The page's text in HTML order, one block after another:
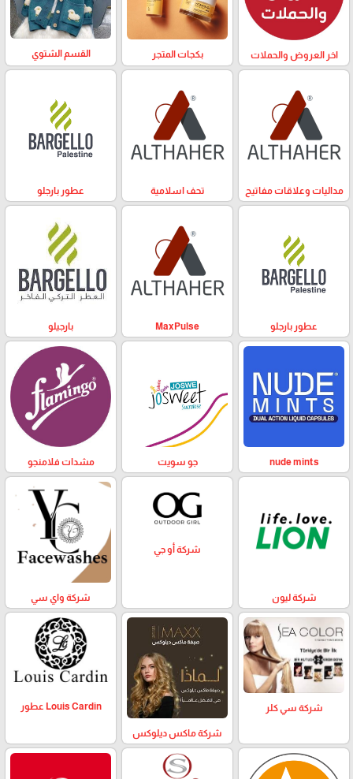
اخر العروض والحملات بكجات المتجر القسم الشتوي
مداليات وعلاقات مفاتيح تحف اسلامية عطور بارجلو
عطور بارجلو MaxPulse بارجيلو
nude mints جو سويت مشدات فلامنجو
شركة ليون
شركة أو جي
شركة واي سي
شركة سي كلر
شركة ماكس ديلوكس
Louis Cardin عطور